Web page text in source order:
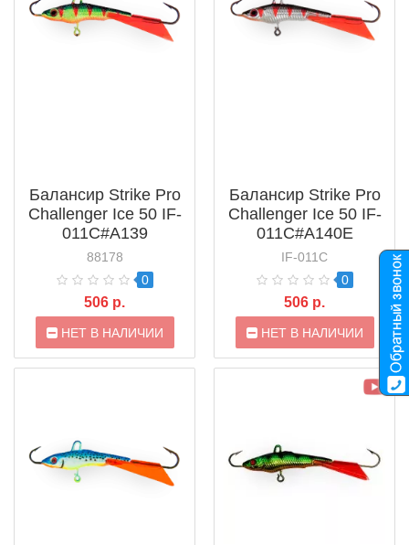
Балансир Strike Pro
Challenger Ice 50 IF-
011C#A139
88178
0
506 р.
НЕТ В НАЛИЧИИ
Балансир Strike Pro
Challenger Ice 50 IF-
011C#A140E
IF-011C
0
506 р.
НЕТ В НАЛИЧИИ